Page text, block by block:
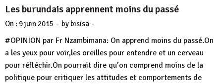
Les burundais apprennent moins du passé
On : 9 juin 2015 - by bisisa -
#‎OPINION‬ par Fr Nzambimana: On apprend moins du passé.On
a les yeux pour voir,les oreilles pour entendre et un cerveau
pour réfléchir.On pourrait dire qu’on comprend moins de la
politique pour critiquer les attitudes et comportements de